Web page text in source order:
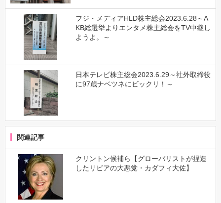
フジ・メディアHLD株主総会2023.6.28～A
KB総選挙よりエンタメ株主総会をTV中継し
ようよ。～
日本テレビ株主総会2023.6.29～社外取締役
に97歳ナベツネにビックリ！～
関連記事
クリントン候補ら【グローバリストが捏造
したリビアの大悪党・カダフィ大佐】